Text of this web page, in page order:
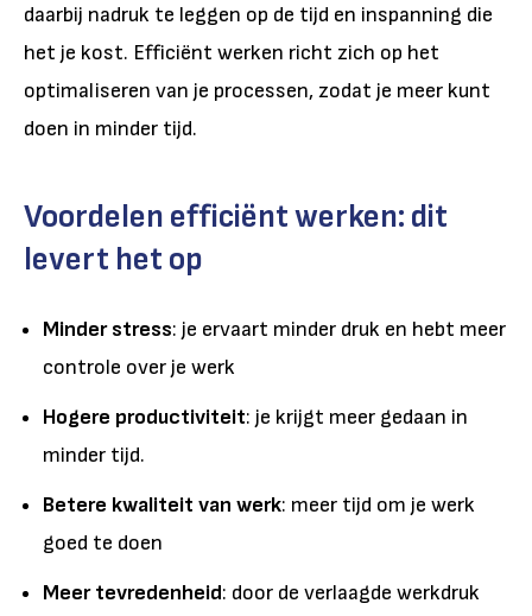
daarbij nadruk te leggen op de tijd en inspanning die
het je kost. Efficiënt werken richt zich op het
optimaliseren van je processen, zodat je meer kunt
doen in minder tijd.
Voordelen efficiënt werken: dit
levert het op
Minder stress: je ervaart minder druk en hebt meer
controle over je werk
Hogere productiviteit: je krijgt meer gedaan in
minder tijd.
Betere kwaliteit van werk: meer tijd om je werk
goed te doen
Meer tevredenheid: door de verlaagde werkdruk